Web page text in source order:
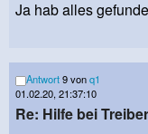
Ja hab alles
Antwort9 vonq1
01.02.20, 21:37:10
Re: Hilfe bei